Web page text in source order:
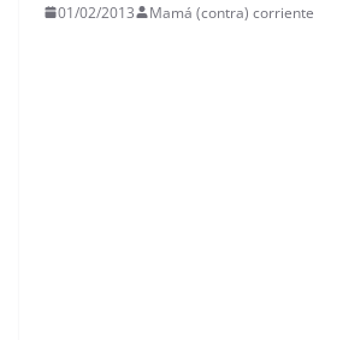
01/02/2013 Mamá (contra) corriente